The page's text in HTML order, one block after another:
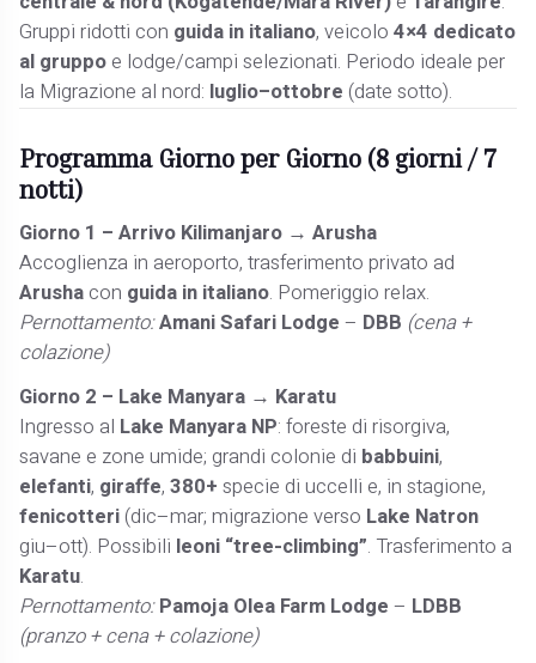
Gruppi ridotti con guida in italiano, veicolo4×4 dedicato
al gruppoe lodge/campi selezionati. Periodo ideale per
la Migrazione al nord: luglio–ottobre (date sotto).
Programma Giorno per Giorno (8 giorni / 7
notti)
Giorno 1 – Arrivo Kilimanjaro → Arusha
Accoglienza in aeroporto, trasferimento privato ad
Arushacon guida in italiano. Pomeriggio relax.
Pernottamento:Amani Safari Lodge – DBB (cena +
colazione)
Giorno 2 – Lake Manyara → Karatu
Ingresso al Lake Manyara NP: foreste di risorgiva,
savane e zone umide; grandi colonie di babbuini,
elefanti, giraffe,380+ specie di uccelli e, in stagione,
fenicotteri (dic–mar; migrazione verso Lake Natron
giu–ott). Possibili leoni “tree-climbing”. Trasferimento a
Karatu.
Pernottamento:Pamoja Olea Farm Lodge – LDBB
(pranzo + cena + colazione)